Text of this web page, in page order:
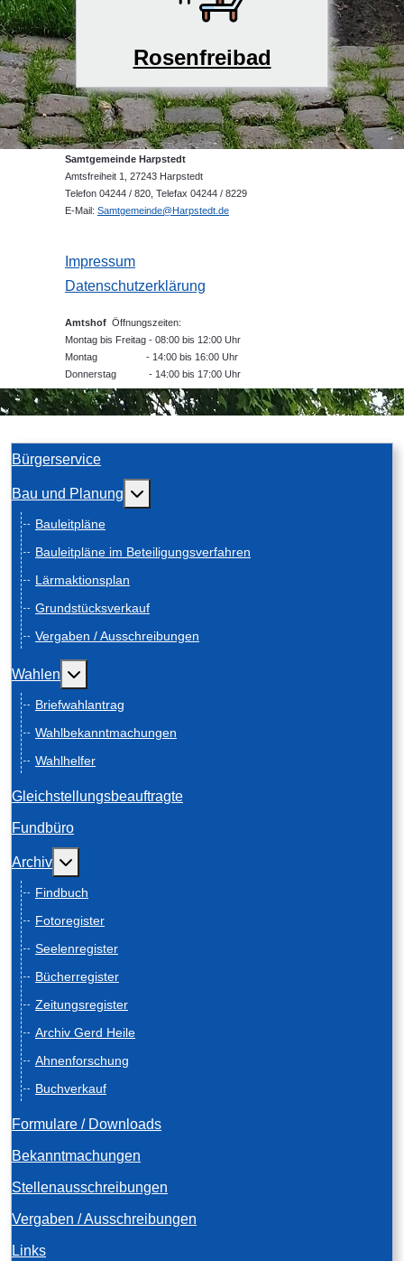
Rosenfreibad
Samtgemeinde Harpstedt
Amtsfreiheit 1, 27243 Harpstedt
Telefon 04244 / 820, Telefax 04244 / 8229
E-Mail: Samtgemeinde@Harpstedt.de
Impressum
Datenschutzerklärung
Amtshof Öffnungszeiten:
Montag bis Freitag - 08:00 bis 12:00 Uhr
Montag - 14:00 bis 16:00 Uhr
Donnerstag - 14:00 bis 17:00 Uhr
Bürgerservice
Bau und Planung Weitere Informationen: Bau und Planung
Bauleitpläne
Bauleitpläne im Beteiligungsverfahren
Lärmaktionsplan
Grundstücksverkauf
Vergaben / Ausschreibungen
Wahlen Weitere Informationen: Wahlen
Briefwahlantrag
Wahlbekanntmachungen
Wahlhelfer
Gleichstellungsbeauftragte
Fundbüro
Archiv Weitere Informationen: Archiv
Findbuch
Fotoregister
Seelenregister
Bücherregister
Zeitungsregister
Archiv Gerd Heile
Ahnenforschung
Buchverkauf
Formulare / Downloads
Bekanntmachungen
Stellenausschreibungen
Vergaben / Ausschreibungen
Links